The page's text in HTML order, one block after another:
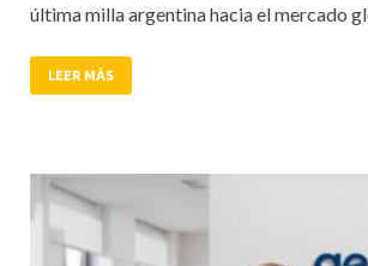
última milla argentina hacia el mercado
LEER MÁS